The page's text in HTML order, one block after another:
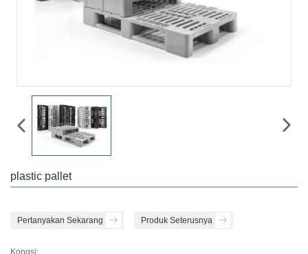
plastic pallet
Pertanyakan Sekarang Produk Seterusnya
Kongsi: